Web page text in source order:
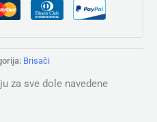
Brisači
za sve dole navedene